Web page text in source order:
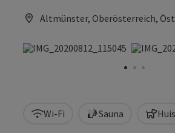
Altmünster, Oberösterreich,
Wi-Fi Sauna